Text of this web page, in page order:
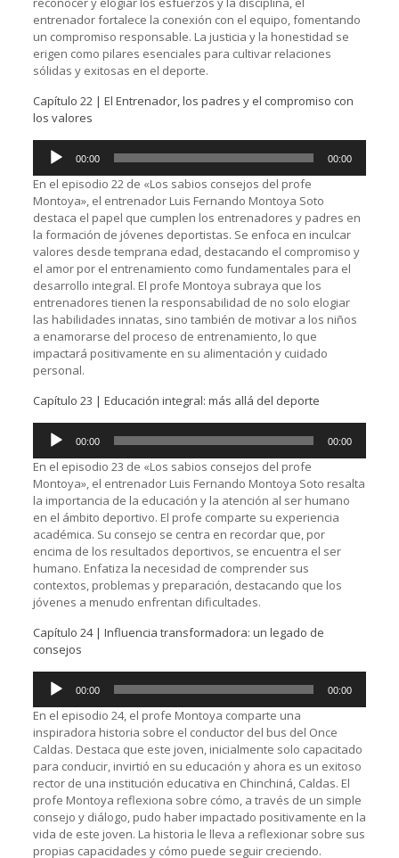
entrenador fortalece la conexión con el equipo, fomentando
un compromiso responsable. La justicia y la honestidad se
erigen como pilares esenciales para cultivar relaciones
sólidas y exitosas en el deporte.
Capítulo 22 | El Entrenador, los padres y el compromiso con
los valores
Reproductor
audio
00:00 00:00
En el episodio 22 de «Los sabios consejos del profe
Montoya», el entrenador Luis Fernando Montoya Soto
destaca el papel que cumplen los entrenadores y padres en
la formación de jóvenes deportistas. Se enfoca en inculcar
valores desde temprana edad, destacando el compromiso y
el amor por el entrenamiento como fundamentales para el
desarrollo integral. El profe Montoya subraya que los
entrenadores tienen la responsabilidad de no solo elogiar
las habilidades innatas, sino también de motivar a los niños
a enamorarse del proceso de entrenamiento, lo que
impactará positivamente en su alimentación y cuidado
personal.
Capítulo 23 | Educación integral: más allá del deporte
Reproductor
audio
00:00 00:00
En el episodio 23 de «Los sabios consejos del profe
Montoya», el entrenador Luis Fernando Montoya Soto resalta
la importancia de la educación y la atención al ser humano
en el ámbito deportivo. El profe comparte su experiencia
académica. Su consejo se centra en recordar que, por
encima de los resultados deportivos, se encuentra el ser
humano. Enfatiza la necesidad de comprender sus
contextos, problemas y preparación, destacando que los
jóvenes a menudo enfrentan dificultades.
Capítulo 24 | Influencia transformadora: un legado de
consejos
Reproductor
audio
00:00 00:00
En el episodio 24, el profe Montoya comparte una
inspiradora historia sobre el conductor del bus del Once
Caldas. Destaca que este joven, inicialmente solo capacitado
para conducir, invirtió en su educación y ahora es un exitoso
rector de una institución educativa en Chinchiná, Caldas. El
profe Montoya reflexiona sobre cómo, a través de un simple
consejo y diálogo, pudo haber impactado positivamente en la
vida de este joven. La historia le lleva a reflexionar sobre sus
propias capacidades y cómo puede seguir creciendo.